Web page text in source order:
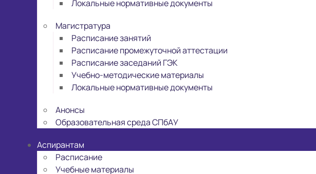
Локальные нормативные документы
Магистратура
Расписание занятий
Расписание промежуточной аттестации
Расписание заседаний ГЭК
Учебно-методические материалы
Локальные нормативные документы
Анонсы
Образовательная среда СПбАУ
Аспирантам
Расписание
Учебные материалы